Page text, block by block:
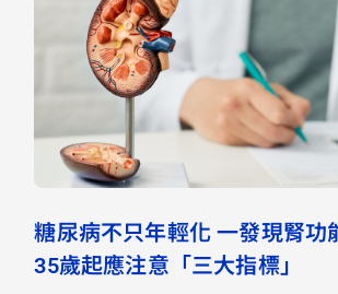
糖尿病不只年輕化 一發現腎功
35歲起應注意「三大指標」